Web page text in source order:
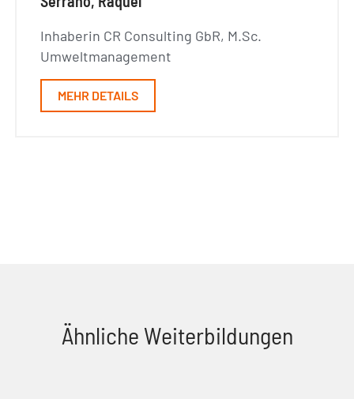
Inhaberin CR Consulting GbR, M.Sc.
Umweltmanagement
MEHR DETAILS
Ähnliche Weiterbildungen